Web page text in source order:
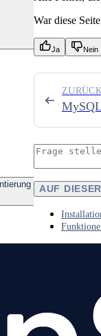
War diese
Ja Nein
MySQL
AUF